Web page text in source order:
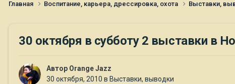
Главная Воспитание, карьера, дрессировка, охота Выставки,
30 октября в субботу 2 выставки в
Автор Orange Jazz
30 октября, 2010 в Выставки, выводки